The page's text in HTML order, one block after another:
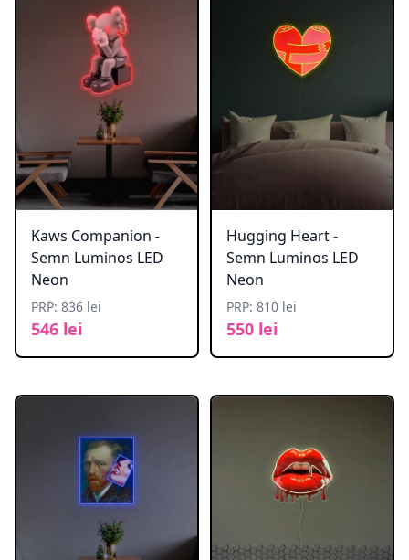
Kaws Companion -
Semn Luminos LED
Neon
PRP: 836 lei
546 lei
Hugging Heart -
Semn Luminos LED
Neon
PRP: 810 lei
550 lei